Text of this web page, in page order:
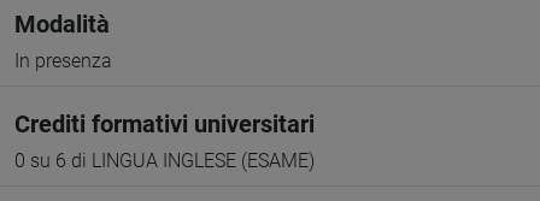
Modalità
In presenza
Crediti formativi universitari
0 su 6 di LINGUA INGLESE (ESAME)